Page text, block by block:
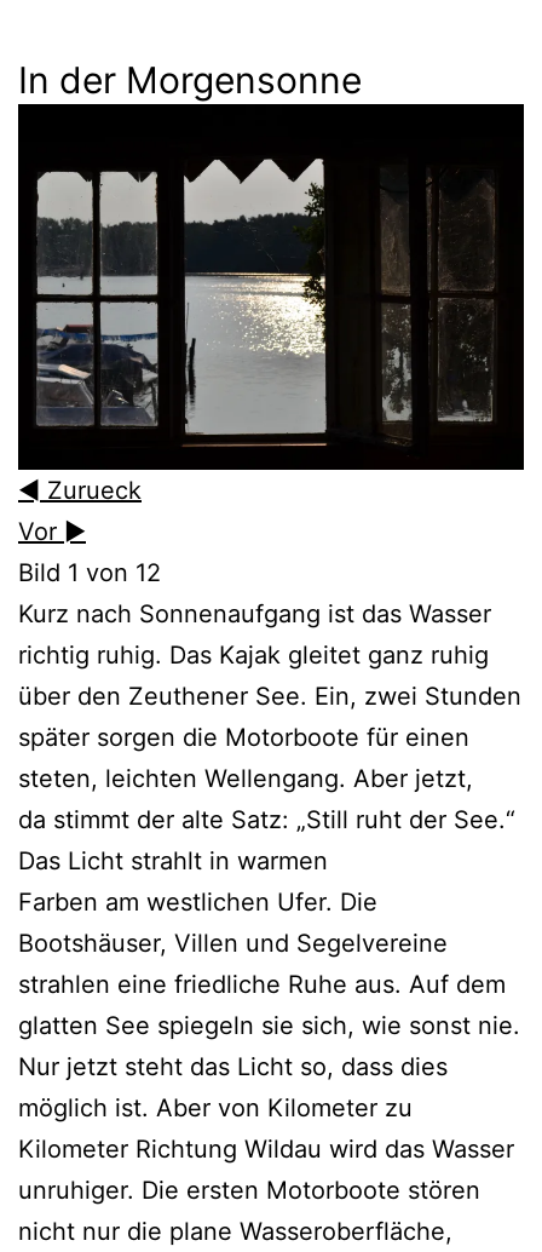
In der Morgensonne
◄ Zurueck
Vor ►
Bild 1 von 12
Kurz nach Sonnenaufgang ist das Wasser
richtig ruhig. Das Kajak gleitet ganz ruhig
über den Zeuthener See. Ein, zwei Stunden
später sorgen die Motorboote für einen
steten, leichten Wellengang. Aber jetzt,
da stimmt der alte Satz: „Still ruht der See.“
Das Licht strahlt in warmen
Farben am westlichen Ufer. Die
Bootshäuser, Villen und Segelvereine
strahlen eine friedliche Ruhe aus. Auf dem
glatten See spiegeln sie sich, wie sonst nie.
Nur jetzt steht das Licht so, dass dies
möglich ist. Aber von Kilometer zu
Kilometer Richtung Wildau wird das Wasser
unruhiger. Die ersten Motorboote stören
nicht nur die plane Wasseroberfläche,